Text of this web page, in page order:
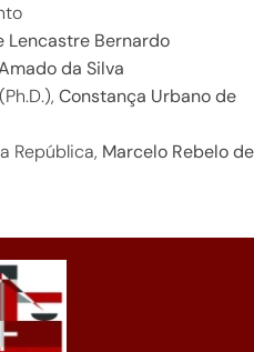
Lencastre Bernardo
da Silva
Constança Urbano de
República, Marcelo Rebelo de